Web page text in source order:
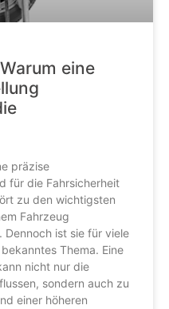
eine
präzise
für die Fahrsicherheit
zu den wichtigsten
Fahrzeug
ist sie für viele
Thema. Eine
nicht nur die
sondern auch zu
einer höheren